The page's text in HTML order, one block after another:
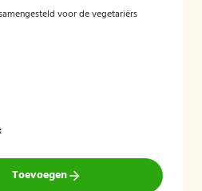
voor de vegetariërs
Toevoegen